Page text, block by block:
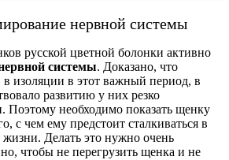
нервной системы
русской цветной болонки активно
системы. Доказано, что
изоляции в этот важный период, в
развитию у них резко
Поэтому необходимо показать щенку
с чем ему предстоит сталкиваться в
Делать это нужно очень
чтобы не перегрузить щенка и не